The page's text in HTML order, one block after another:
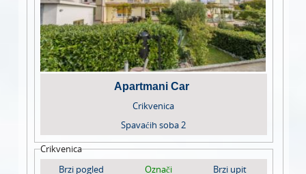
Apartmani Car
Crikvenica
Spavaćih soba2
Crikvenica
Brzi pogled
Označi Brzi upit